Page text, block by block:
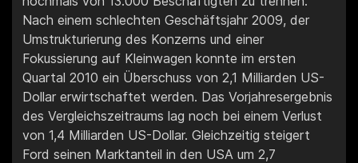
Nach einem schlechten Geschäftsjahr 2009, der
Umstrukturierung des Konzerns und einer
Fokussierung auf Kleinwagen konnte im ersten
Quartal 2010 ein Überschuss von 2,1 Milliarden US-
Dollar erwirtschaftet werden. Das Vorjahresergebnis
des Vergleichszeitraums lag noch bei einem Verlust
von 1,4 Milliarden US-Dollar. Gleichzeitig steigert
Ford seinen Marktanteil in den USA um 2,7